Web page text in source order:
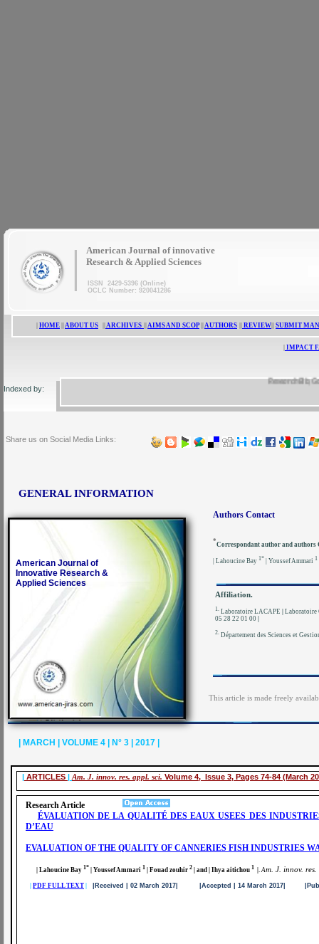
GENERAL INFORMATION
American Journal of
Innovative Research &
Applied Sciences
Share us on Social Media Links:
ResearchBib,
Indexed by:
HOME ABOUT US ARCHIVES AIMS AND SCOP|| AUTHORS REVIEW SUBMIT
IMPACT
| ARTICLES | Am. J. innov. res. appl. sci. Volume 4, Issue 3, Pages 74-84 (March
American Journal of innovative
Research & Applied Sciences
ISSN 2429-5396 (Online)
OCLC Number: 920041286
|
| MARCH | VOLUME 4 | N° 3 | 2017 |
*Correspondant author and
| Lahoucine Bay 1* | Youssef Ammari 1
Authors Contact
Affiliation.
1. Laboratoire LACAPE
Laboratoire
05 28 22 01 00
2. Département des Sciences et
This article is made freely
Research Article
ÉVALUATION DE LA QUALITÉ DES EAUX USEES DES
D’EAU
EVALUATION OF THE QUALITY OF CANNERIES FISH INDUSTRIES
| Lahoucine Bay 1* | Youssef Ammari 1 | Fouad zouhir 2 | and | Ihya aitichou 1 . Am. J. innov.
PDF FULL TEXT |Received | 02 March 2017| |Accepted | 14 March 2017|